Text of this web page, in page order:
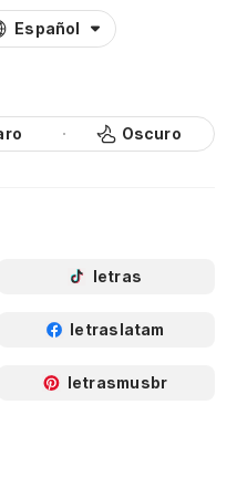
Español
Oscuro
letras
letraslatam
letrasmusbr